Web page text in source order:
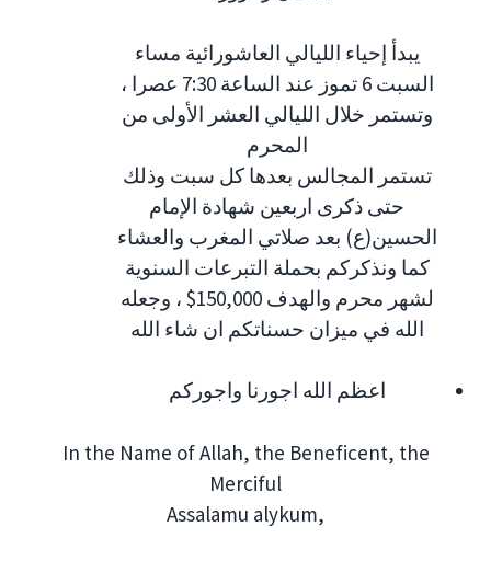
يبدأ إحياء الليالي العاشورائية مساء
السبت 6 تموز عند الساعة 7:30 عصرا ،
وتستمر خلال الليالي العشر الأولى من
المحرم
تستمر المجالس بعدها كل سبت وذلك
حتى ذكرى اربعين شهادة الإمام
الحسين(ع) بعد صلاتي المغرب والعشاء
كما ونذكركم بحملة التبرعات السنوية
لشهر محرم والهدف 150,000$ ، وجعله
الله في ميزان حسناتكم ان شاء الله
اعظم الله اجورنا واجوركم
In the Name of Allah, the Beneficent, the
Merciful
Assalamu alykum,